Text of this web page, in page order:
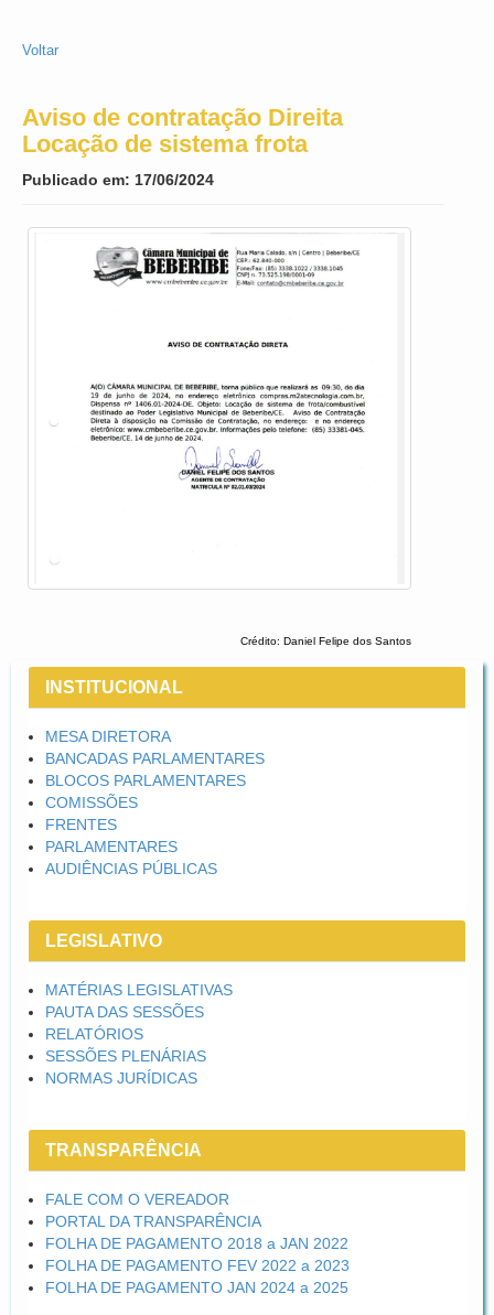
Voltar
Aviso de contratação Direita
Locação de sistema frota
Publicado em: 17/06/2024
Crédito: Daniel Felipe dos Santos
INSTITUCIONAL
MESA DIRETORA
BANCADAS PARLAMENTARES
BLOCOS PARLAMENTARES
COMISSÕES
FRENTES
PARLAMENTARES
AUDIÊNCIAS PÚBLICAS
LEGISLATIVO
MATÉRIAS LEGISLATIVAS
PAUTA DAS SESSÕES
RELATÓRIOS
SESSÕES PLENÁRIAS
NORMAS JURÍDICAS
TRANSPARÊNCIA
FALE COM O VEREADOR
PORTAL DA TRANSPARÊNCIA
FOLHA DE PAGAMENTO 2018 a JAN 2022
FOLHA DE PAGAMENTO FEV 2022 a 2023
FOLHA DE PAGAMENTO JAN 2024 a 2025